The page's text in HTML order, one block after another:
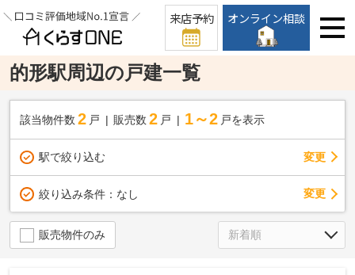
来店予約 オンライン相談
的形駅周辺の戸建一覧
該当物件数 2 戸 販売数 2 戸 1～2 戸を表示
駅で絞り込む 変更
絞り込み条件： なし 変更
販売物件のみ